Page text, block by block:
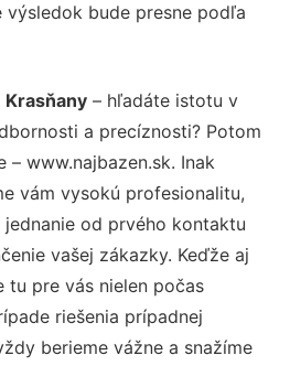
bude presne podľa
Krasňany – hľadáte istotu v
a precíznosti? Potom
– www.najbazen.sk. Inak
vám vysokú profesionalitu,
od prvého kontaktu
vašej zákazky. Keďže aj
tu pre vás nielen počas
riešenia prípadnej
berieme vážne a snažíme